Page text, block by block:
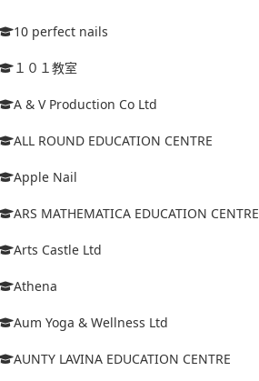
10 perfect nails
１０１教室
A & V Production Co Ltd
ALL ROUND EDUCATION CENTRE
Apple Nail
ARS MATHEMATICA EDUCATION CENTRE
Arts Castle Ltd
Athena
Aum Yoga & Wellness Ltd
AUNTY LAVINA EDUCATION CENTRE